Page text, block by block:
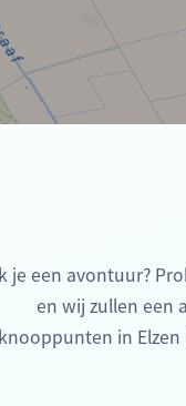
je een avontuur?
en wij zullen een
in